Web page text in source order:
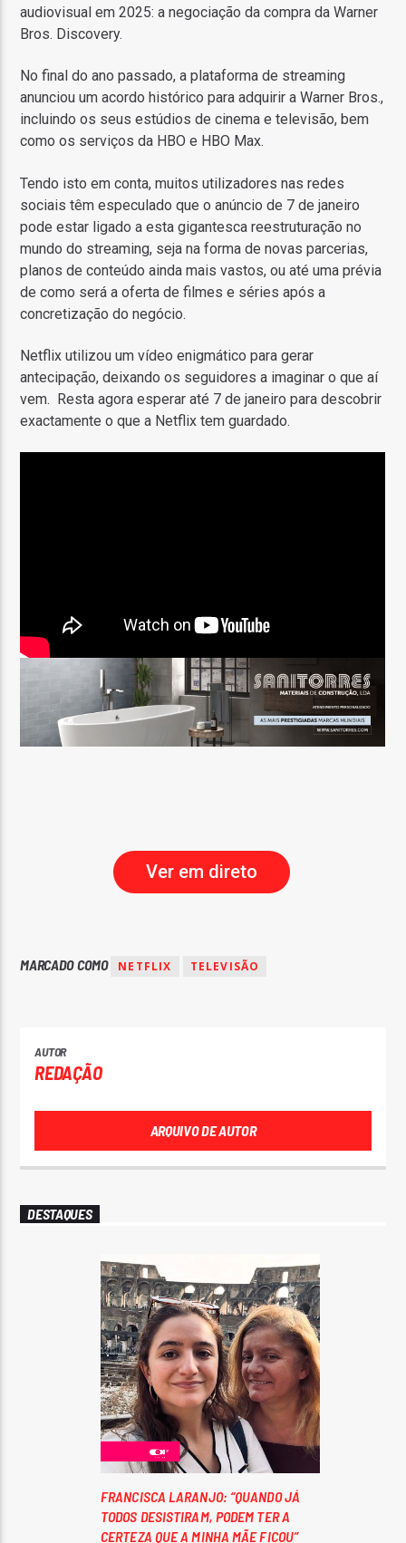
audiovisual em 2025: a negociação da compra da Warner
Bros. Discovery.
No final do ano passado, a plataforma de streaming
anunciou um acordo histórico para adquirir a Warner Bros.,
incluindo os seus estúdios de cinema e televisão, bem
como os serviços da HBO e HBO Max.
Tendo isto em conta, muitos utilizadores nas redes
sociais têm especulado que o anúncio de 7 de janeiro
pode estar ligado a esta gigantesca reestruturação no
mundo do streaming, seja na forma de novas parcerias,
planos de conteúdo ainda mais vastos, ou até uma prévia
de como será a oferta de filmes e séries após a
concretização do negócio.
Netflix utilizou um vídeo enigmático para gerar
antecipação, deixando os seguidores a imaginar o que aí
vem. Resta agora esperar até 7 de janeiro para descobrir
exactamente o que a Netflix tem guardado.
Ver em direto
MARCADO COMO NETFLIX TELEVISÃO
AUTOR
REDAÇÃO
ARQUIVO DE AUTOR
DESTAQUES
FRANCISCA LARANJO: “QUANDO JÁ
TODOS DESISTIRAM, PODEM TER A
CERTEZA QUE A MINHA MÃE FICOU”